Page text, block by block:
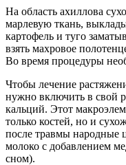
На область ахиллова
марлевую ткань,
картофель и туго
взять махровое
Во время процедуры
Чтобы лечение
нужно включить в свой
кальций. Этот
только костей, но и
после травмы народные
молоко с добавлением
сном).